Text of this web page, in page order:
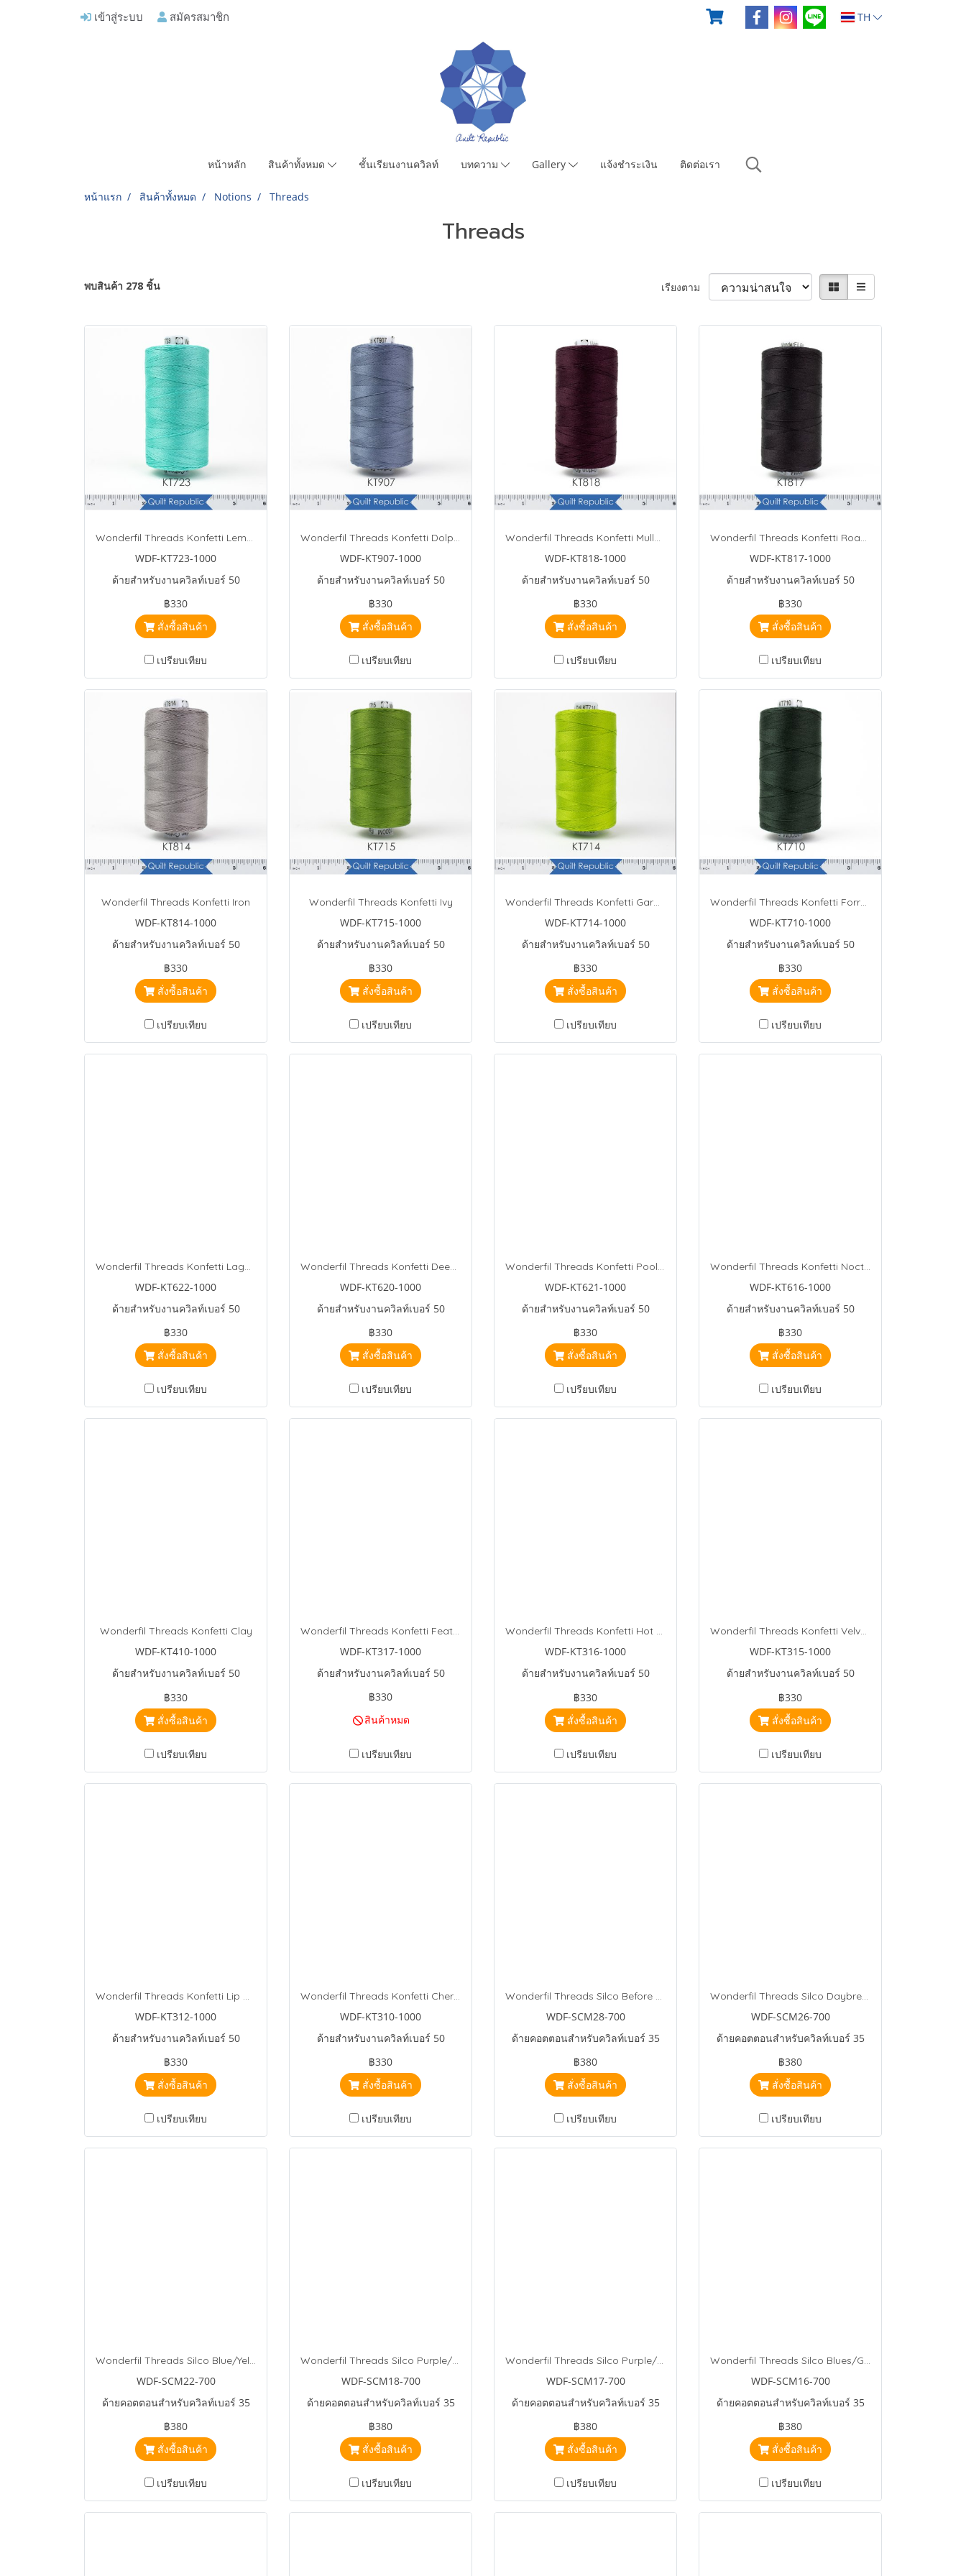
เข้าสู่ระบบ สมัครสมาชิก TH
หน้าหลัก สินค้าทั้งหมด ชั้นเรียนงานควิลท์ บทความ Gallery แจ้งชำระเงิน ติดต่อเรา
หน้าแรก สินค้าทั้งหมด Notions Threads
Threads
พบสินค้า 278 ชิ้น เรียงตาม
Wonderfil Threads Konfetti Lemongrass
WDF-KT723-1000
ด้ายสำหรับงานควิลท์เบอร์ 50
฿330
สั่งซื้อสินค้า
เปรียบเทียบ
Wonderfil Threads Konfetti Dolphin
WDF-KT907-1000
ด้ายสำหรับงานควิลท์เบอร์ 50
฿330
สั่งซื้อสินค้า
เปรียบเทียบ
Wonderfil Threads Konfetti Mulled Wine
WDF-KT818-1000
ด้ายสำหรับงานควิลท์เบอร์ 50
฿330
สั่งซื้อสินค้า
เปรียบเทียบ
Wonderfil Threads Konfetti Roast Coffee
WDF-KT817-1000
ด้ายสำหรับงานควิลท์เบอร์ 50
฿330
สั่งซื้อสินค้า
เปรียบเทียบ
Wonderfil Threads Konfetti Iron
WDF-KT814-1000
ด้ายสำหรับงานควิลท์เบอร์ 50
฿330
สั่งซื้อสินค้า
เปรียบเทียบ
Wonderfil Threads Konfetti Ivy
WDF-KT715-1000
ด้ายสำหรับงานควิลท์เบอร์ 50
฿330
สั่งซื้อสินค้า
เปรียบเทียบ
Wonderfil Threads Konfetti Garden
WDF-KT714-1000
ด้ายสำหรับงานควิลท์เบอร์ 50
฿330
สั่งซื้อสินค้า
เปรียบเทียบ
Wonderfil Threads Konfetti Forrest
WDF-KT710-1000
ด้ายสำหรับงานควิลท์เบอร์ 50
฿330
สั่งซื้อสินค้า
เปรียบเทียบ
Wonderfil Threads Konfetti Lagoon
WDF-KT622-1000
ด้ายสำหรับงานควิลท์เบอร์ 50
฿330
สั่งซื้อสินค้า
เปรียบเทียบ
Wonderfil Threads Konfetti Deep Sea
WDF-KT620-1000
ด้ายสำหรับงานควิลท์เบอร์ 50
฿330
สั่งซื้อสินค้า
เปรียบเทียบ
Wonderfil Threads Konfetti Pool Party
WDF-KT621-1000
ด้ายสำหรับงานควิลท์เบอร์ 50
฿330
สั่งซื้อสินค้า
เปรียบเทียบ
Wonderfil Threads Konfetti Nocturnal
WDF-KT616-1000
ด้ายสำหรับงานควิลท์เบอร์ 50
฿330
สั่งซื้อสินค้า
เปรียบเทียบ
Wonderfil Threads Konfetti Clay
WDF-KT410-1000
ด้ายสำหรับงานควิลท์เบอร์ 50
฿330
สั่งซื้อสินค้า
เปรียบเทียบ
Wonderfil Threads Konfetti Feather BOA
WDF-KT317-1000
ด้ายสำหรับงานควิลท์เบอร์ 50
฿330
สินค้าหมด
เปรียบเทียบ
Wonderfil Threads Konfetti Hot Rod
WDF-KT316-1000
ด้ายสำหรับงานควิลท์เบอร์ 50
฿330
สั่งซื้อสินค้า
เปรียบเทียบ
Wonderfil Threads Konfetti Velveteen
WDF-KT315-1000
ด้ายสำหรับงานควิลท์เบอร์ 50
฿330
สั่งซื้อสินค้า
เปรียบเทียบ
Wonderfil Threads Konfetti Lip Gloss
WDF-KT312-1000
ด้ายสำหรับงานควิลท์เบอร์ 50
฿330
สั่งซื้อสินค้า
เปรียบเทียบ
Wonderfil Threads Konfetti Cherry
WDF-KT310-1000
ด้ายสำหรับงานควิลท์เบอร์ 50
฿330
สั่งซื้อสินค้า
เปรียบเทียบ
Wonderfil Threads Silco Before Dark
WDF-SCM28-700
ด้ายคอตตอนสำหรับควิลท์เบอร์ 35
฿380
สั่งซื้อสินค้า
เปรียบเทียบ
Wonderfil Threads Silco Daybreak
WDF-SCM26-700
ด้ายคอตตอนสำหรับควิลท์เบอร์ 35
฿380
สั่งซื้อสินค้า
เปรียบเทียบ
Wonderfil Threads Silco Blue/Yellow/Green
WDF-SCM22-700
ด้ายคอตตอนสำหรับควิลท์เบอร์ 35
฿380
สั่งซื้อสินค้า
เปรียบเทียบ
Wonderfil Threads Silco Purple/Violet/Blue
WDF-SCM18-700
ด้ายคอตตอนสำหรับควิลท์เบอร์ 35
฿380
สั่งซื้อสินค้า
เปรียบเทียบ
Wonderfil Threads Silco Purple/Blue/Green
WDF-SCM17-700
ด้ายคอตตอนสำหรับควิลท์เบอร์ 35
฿380
สั่งซื้อสินค้า
เปรียบเทียบ
Wonderfil Threads Silco Blues/Greens
WDF-SCM16-700
ด้ายคอตตอนสำหรับควิลท์เบอร์ 35
฿380
สั่งซื้อสินค้า
เปรียบเทียบ